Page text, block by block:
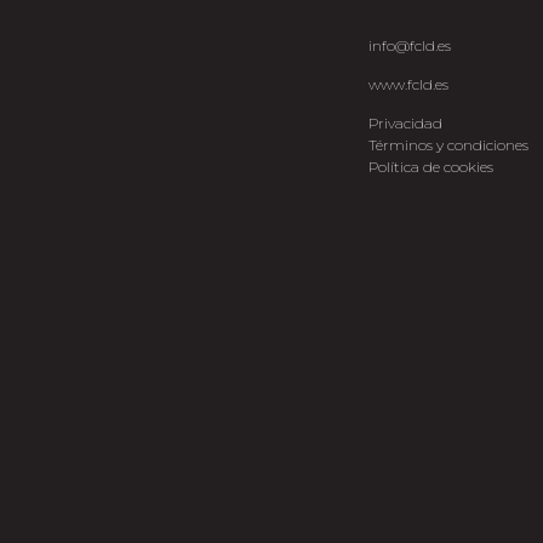
info@fcld.es
www.fcld.es
Privacidad
Términos y condiciones
Política de cookies